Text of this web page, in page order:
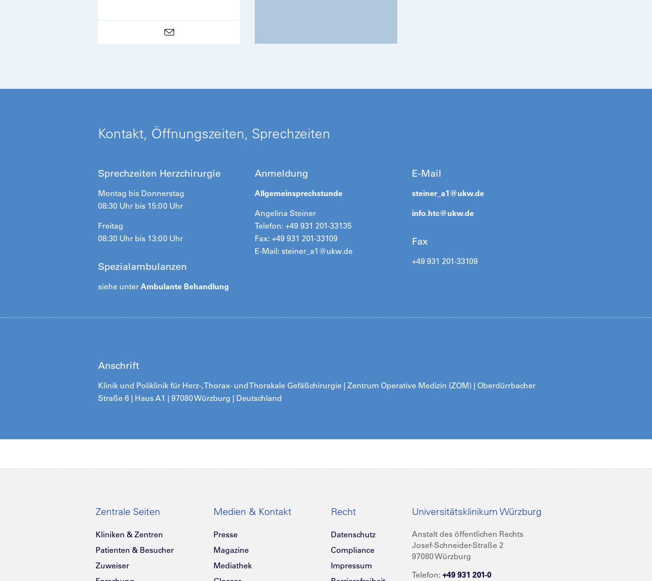
Kontakt, Öffnungszeiten, Sprechzeiten
Sprechzeiten Herzchirurgie
Montag bis Donnerstag
08:30 Uhr bis 15:00 Uhr
Freitag
08:30 Uhr bis 13:00 Uhr
Spezialambulanzen
siehe unter Ambulante Behandlung
Anmeldung
Allgemeinsprechstunde
Angelina Steiner
Telefon: +49 931 201-33135
Fax: +49 931 201-33109
E-Mail: steiner_a1@ukw.de
E-Mail
steiner_a1@ukw.de
info.htc@ukw.de
Fax
+49 931 201-33109
Anschrift
Klinik und Poliklinik für Herz-, Thorax- und Thorakale Gefäßchirurgie | Zentrum Operative Medizin (ZOM) | Oberdürrbacher
Straße 6 | Haus A1 | 97080 Würzburg | Deutschland
Zentrale Seiten
Kliniken & Zentren
Patienten & Besucher
Zuweiser
Medien & Kontakt
Presse
Magazine
Mediathek
Recht
Datenschutz
Compliance
Impressum
Universitätsklinikum Würzburg
Anstalt des öffentlichen Rechts
Josef-Schneider-Straße 2
97080 Würzburg
Telefon: +49 931 201-0